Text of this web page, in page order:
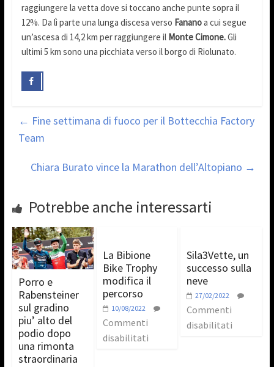
raggiungere la vetta dove si toccano anche punte sopra il
12%. Da lì parte una lunga discesa verso Fananoa cui segue
un’ascesa di 14,2 km per raggiungere il Monte Cimone.Gli
ultimi 5 km sono una picchiata verso il borgo di Riolunato.
← Fine settimana di fuoco per il Bottecchia Factory
Team
Chiara Burato vince la Marathon dell’Altopiano →
Potrebbe anche interessarti
Porro e
Rabensteiner
sul gradino
piu’ alto del
podio dopo
una rimonta
straordinaria
La Bibione
Bike Trophy
modifica il
percorso
10/08/2022
Commenti
disabilitati
Sila3Vette, un
successo sulla
neve
27/02/2022
Commenti
disabilitati